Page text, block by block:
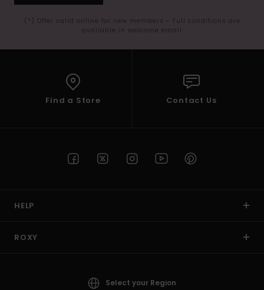
(*) Offer valid online for new members - Full conditions are
available in welcome email
Find a Store Contact Us
HELP
ROXY
Select your Region